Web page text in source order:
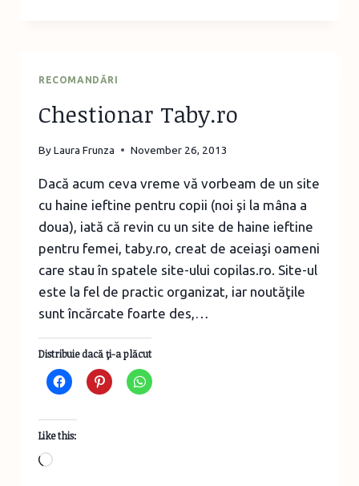
JUNIOR
RECOMANDĂRI
Chestionar Taby.ro
ByLaura Frunza November 26, 2013
Dacă acum ceva vreme vă vorbeam de un site
cu haine ieftine pentru copii (noi şi la mâna a
doua), iată că revin cu un site de haine ieftine
pentru femei, taby.ro, creat de aceiaşi oameni
care stau în spatele site-ului copilas.ro. Site-ul
este la fel de practic organizat, iar noutăţile
sunt încărcate foarte des,…
Distribuie dacă ţi-a plăcut
Like this:
Loading…